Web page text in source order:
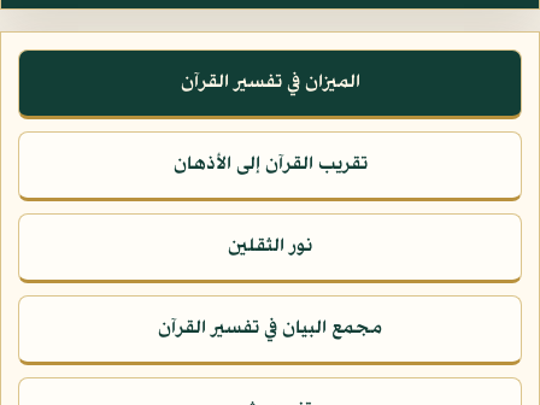
الميزان في تفسير القرآن
تقريب القرآن إلى الأذهان
نور الثقلين
مجمع البيان في تفسير القرآن